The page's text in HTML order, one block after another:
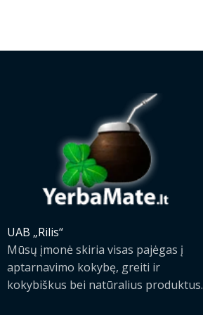
UAB „Rilis“
Mūsų įmonė skiria visas pajėgas į
aptarnavimo kokybę, greiti ir
kokybiškus bei natūralius produktus.